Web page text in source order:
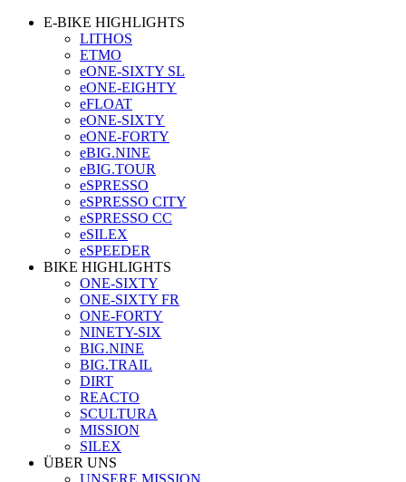
E-BIKE HIGHLIGHTS
LITHOS
ETMO
eONE-SIXTY SL
eONE-EIGHTY
eFLOAT
eONE-SIXTY
eONE-FORTY
eBIG.NINE
eBIG.TOUR
eSPRESSO
eSPRESSO CITY
eSPRESSO CC
eSILEX
eSPEEDER
BIKE HIGHLIGHTS
ONE-SIXTY
ONE-SIXTY FR
ONE-FORTY
NINETY-SIX
BIG.NINE
BIG.TRAIL
DIRT
REACTO
SCULTURA
MISSION
SILEX
ÜBER UNS
UNSERE MISSION